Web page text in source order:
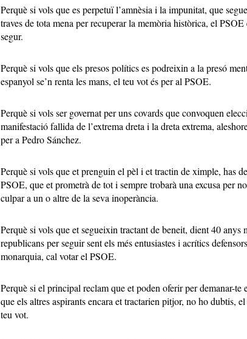
Perquè si vols que es perpetuï l’amnèsia i la impunitat, que
traves de tota mena per recuperar la memòria històrica, el PSOE
segur.
Perquè si vols que els presos polítics es podreixin a la presó
espanyol se’n renta les mans, el teu vot és per al PSOE.
Perquè si vols ser governat per uns covards que convoquen
manifestació fallida de l’extrema dreta i la dreta extrema,
per a Pedro Sánchez.
Perquè si vols que et prenguin el pèl i et tractin de ximple, has
PSOE, que et prometrà de tot i sempre trobarà una excusa per
culpar a un o altre de la seva inoperància.
Perquè si vols que et segueixin tractant de beneit, dient 40 anys
republicans per seguir sent els més entusiastes i acrítics
monarquia, cal votar el PSOE.
Perquè si el principal reclam que et poden oferir per demanar-te
que els altres aspirants encara et tractarien pitjor, no ho dubtis,
teu vot.